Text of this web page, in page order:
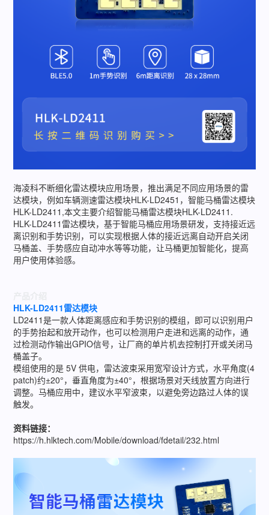
海凌科不断细化雷达模块应用场景，推出满足不同应用场景的雷
达模块，例如车辆测速雷达模块HLK-LD2451，智能马桶雷达模块
HLK-LD2411,本文主要介绍智能马桶雷达模块HLK-LD2411.
HLK-LD2411雷达模块，基于智能马桶应用场景研发，支持接近远
离识别和手势识别，可以实现根据人体的接近远离自动开启关闭
马桶盖、手势感应自动冲水等等功能，让马桶更加智能化，提高
用户使用体验感。
HLK-LD2411雷达模块
LD2411是一款人体距离感应和手势识别的模组，即可以识别用户
的手势抬起和放开动作，也可以检测用户走进和远离的动作，通
过检测动作输出GPIO信号，让厂商的单片机去控制打开或关闭马
桶盖子。
模组使用的是 5V 供电，雷达波束采用宽窄设计方式，水平角度(4
patch)约±20°，垂直角度为±40°，根据场景对天线放置方向进行
调整。马桶应用中，建议水平窄波束，以避免旁边路过人体的误
触发。
资料链接：
https://h.hlktech.com/Mobile/download/fdetail/232.html